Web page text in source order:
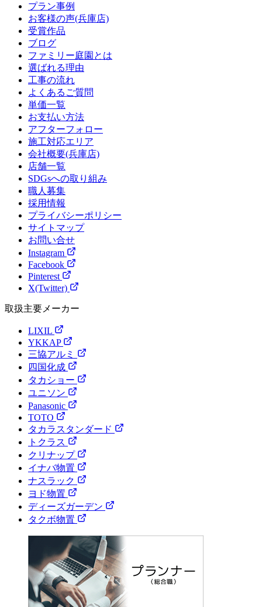
プラン事例
お客様の声(兵庫店)
受賞作品
ブログ
ファミリー庭園とは
選ばれる理由
工事の流れ
よくあるご質問
単価一覧
お支払い方法
アフターフォロー
施工対応エリア
会社概要(兵庫店)
店舗一覧
SDGsへの取り組み
職人募集
採用情報
プライバシーポリシー
サイトマップ
お問い合せ
Instagram
Facebook
Pinterest
X(Twitter)
取扱主要メーカー
LIXIL
YKKAP
三協アルミ
四国化成
タカショー
ユニソン
Panasonic
TOTO
タカラスタンダード
トクラス
クリナップ
イナバ物置
ナスラック
ヨド物置
ディーズガーデン
タクボ物置